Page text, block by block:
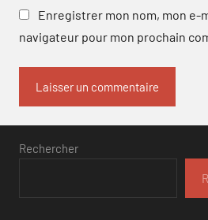
Enregistrer mon nom, mon e-
navigateur pour mon prochain
Rechercher